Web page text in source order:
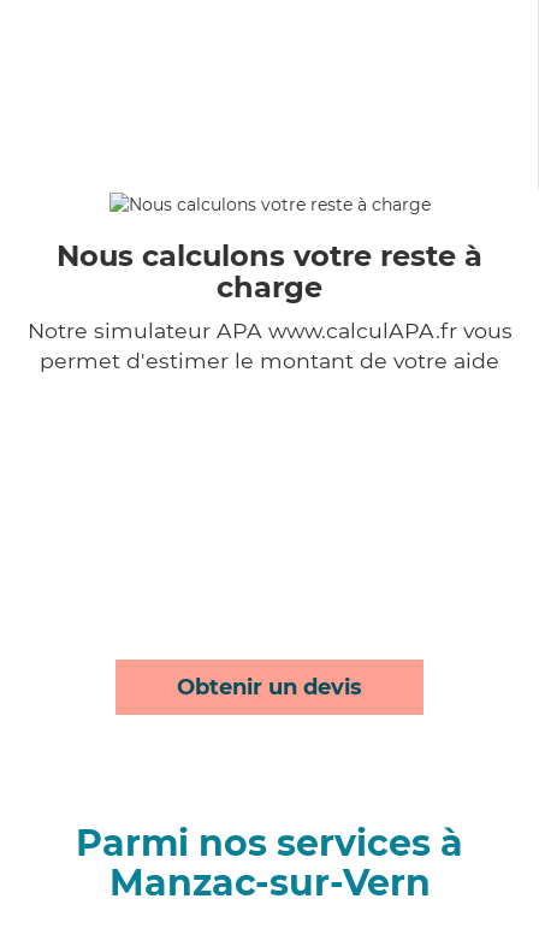
Nous calculons votre reste à
charge
Notre simulateur APA www.calculAPA.fr vous
permet d'estimer le montant de votre aide
Obtenir un devis
Parmi nos services à
Manzac-sur-Vern